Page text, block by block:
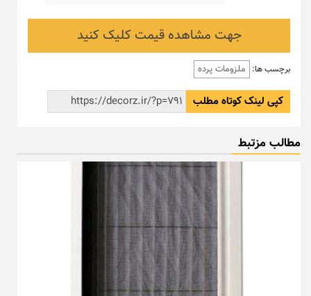
جهت مشاهده قیمت کلیک کنید
برچسب ها: ملزومات پرده
کپی لینک کوتاه مطلب
مطالب مزتبط